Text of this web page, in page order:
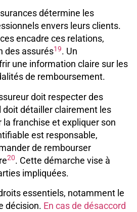
détermine les
envers leurs clients.
encadre ces relations,
des assurés19. Un
une information claire sur les
de remboursement.
doit respecter des
doit détailler clairement les
franchise et expliquer son
est responsable,
de rembourser
20. Cette démarche vise à
impliquées.
essentiels, notamment le
décision. En cas de désaccord